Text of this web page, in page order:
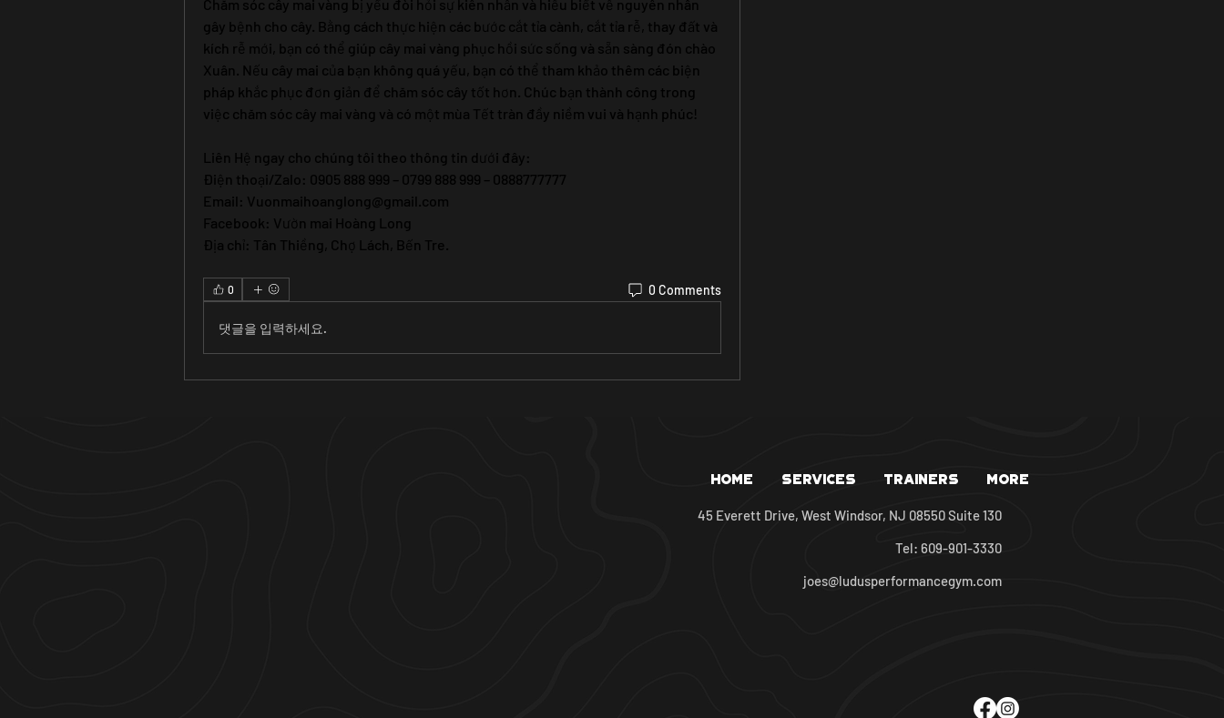
Chăm sóc cây mai vàng bị yếu đòi hỏi sự kiên nhẫn và hiểu biết về nguyên nhân
gây bệnh cho cây. Bằng cách thực hiện các bước cắt tỉa cành, cắt tỉa rễ, thay đất và
kích rễ mới, bạn có thể giúp cây mai vàng phục hồi sức sống và sẵn sàng đón chào
Xuân. Nếu cây mai của bạn không quá yếu, bạn có thể tham khảo thêm các biện
pháp khắc phục đơn giản để chăm sóc cây tốt hơn. Chúc bạn thành công trong
việc chăm sóc cây mai vàng và có một mùa Tết tràn đầy niềm vui và hạnh phúc!
Liên Hệ ngay cho chúng tôi theo thông tin dưới đây:
Điện thoại/Zalo: 0905 888 999 – 0799 888 999 – 0888777777
Email: Vuonmaihoanglong@gmail.com
Facebook: Vườn mai Hoàng Long
Địa chỉ: Tân Thiềng, Chợ Lách, Bến Tre.
0 0 Comments
댓글을 입력하세요.
Home Services Trainers More
45 Everett Drive, West Windsor, NJ 08550 Suite 130
Tel: 609-901-3330
joes@ludusperformancegym.com